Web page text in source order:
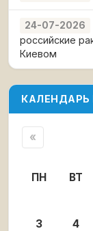
24-07-2026
российские
Киевом
КАЛЕНДАРЬ
«
ПН ВТ
3
4